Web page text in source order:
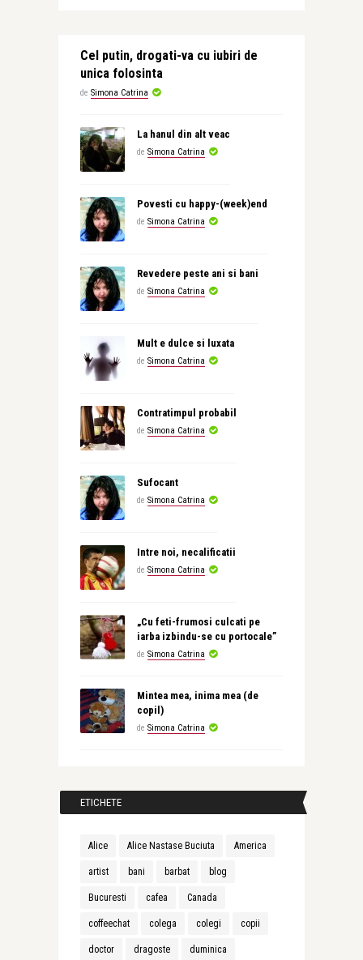
Cel putin, drogati-va cu iubiri de
unica folosinta
de Simona Catrina
La hanul din alt veac
de Simona Catrina
Povesti cu happy-(week)end
de Simona Catrina
Revedere peste ani si bani
de Simona Catrina
Mult e dulce si luxata
de Simona Catrina
Contratimpul probabil
de Simona Catrina
Sufocant
de Simona Catrina
Intre noi, necalificatii
de Simona Catrina
„Cu feti-frumosi culcati pe
iarba izbindu-se cu portocale”
de Simona Catrina
Mintea mea, inima mea (de
copil)
de Simona Catrina
ETICHETE
Alice Alice Nastase Buciuta America
artist bani barbat blog
Bucuresti cafea Canada
coffeechat colega colegi copii
doctor dragoste duminica